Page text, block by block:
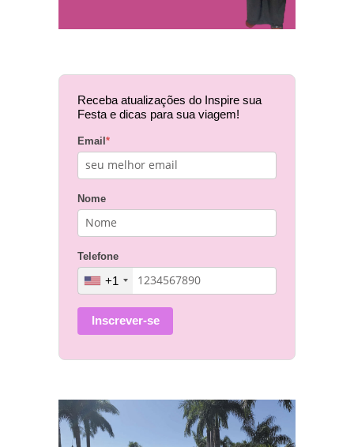
Receba atualizações do Inspire sua
Festa e dicas para sua viagem!
Email *
Nome
Telefone
+1
Inscrever-se